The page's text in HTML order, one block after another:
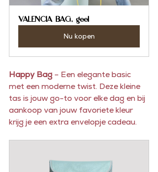
VALENCIA BAG, geel
Nu kopen
Happy Bag – Een elegante basic
met een moderne twist. Deze kleine
tas is jouw go-to voor elke dag en bij
aankoop van jouw favoriete kleur
krijg je een extra envelopje cadeau.